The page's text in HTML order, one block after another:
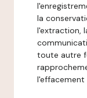
la
l'extraction,
toute autre
l'effacement